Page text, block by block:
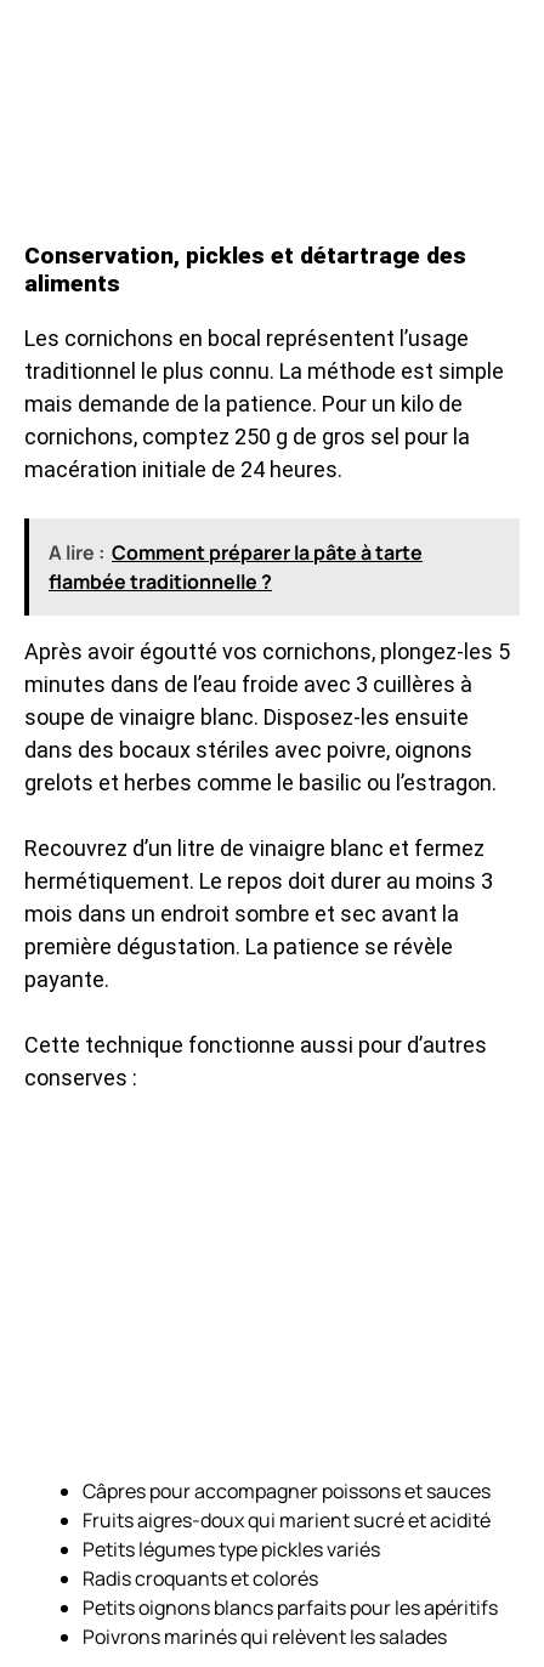
Conservation, pickles et détartrage des
aliments
Les cornichons en bocal représentent l’usage
traditionnel le plus connu. La méthode est simple
mais demande de la patience. Pour un kilo de
cornichons, comptez 250 g de gros sel pour la
macération initiale de 24 heures.
A lire : Comment préparer la pâte à tarte
flambée traditionnelle ?
Après avoir égoutté vos cornichons, plongez-les 5
minutes dans de l’eau froide avec 3 cuillères à
soupe de vinaigre blanc. Disposez-les ensuite
dans des bocaux stériles avec poivre, oignons
grelots et herbes comme le basilic ou l’estragon.
Recouvrez d’un litre de vinaigre blanc et fermez
hermétiquement. Le repos doit durer au moins 3
mois dans un endroit sombre et sec avant la
première dégustation. La patience se révèle
payante.
Cette technique fonctionne aussi pour d’autres
conserves :
Câpres pour accompagner poissons et sauces
Fruits aigres-doux qui marient sucré et acidité
Petits légumes type pickles variés
Radis croquants et colorés
Petits oignons blancs parfaits pour les apéritifs
Poivrons marinés qui relèvent les salades